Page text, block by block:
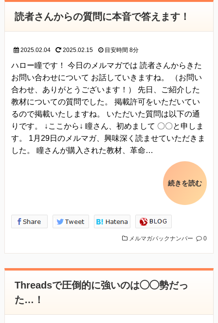
読者さんからの質問に本音で答えます！
2025.02.04 2025.02.15 目安時間 8分
ハロー瞳です！ 今日のメルマガでは 読者さんからきた
お問い合わせについて お話していきますね。 （お問い
合わせ、ありがとうございます！） 先日、ご紹介した
教材についての質問でした。 掲載許可をいただいてい
るので掲載いたしますね。 いただいた質問は以下の通
りです。 ↓ここから↓ 瞳さん、初めまして 〇〇と申しま
す。 1月29日のメルマガ、興味深く読ませていただきま
した。 瞳さんが購入された教材、革命…
続きを読む
メルマガバックナンバー 0
Threadsで圧倒的に強いのは◯◯勢だっ
た…！